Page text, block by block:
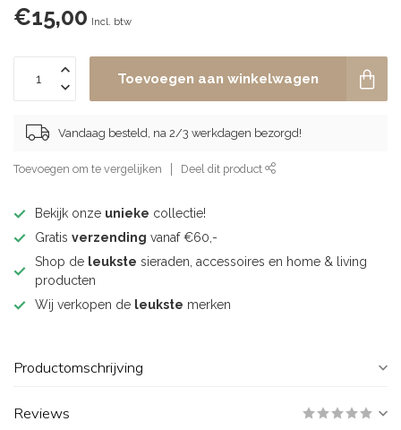
€15,00 Incl. btw
Toevoegen aan winkelwagen
Vandaag besteld, na 2/3 werkdagen bezorgd!
Toevoegen om te vergelijken Deel dit product
Bekijk onze unieke collectie!
Gratis verzending vanaf €60,-
Shop de leukste sieraden, accessoires en home & living
producten
Wij verkopen de leukste merken
Productomschrijving
Reviews